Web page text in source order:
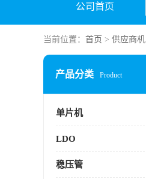
公司首页
当前位置： 首页 > 供应商机
产品分类 Product
单片机
LDO
稳压管